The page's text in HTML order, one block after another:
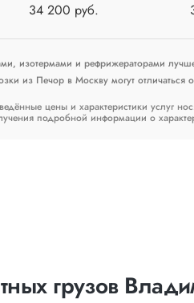
34 200 руб.
изотермами и рефрижераторами
из Печор в Москву могут отличаться
цены и характеристики услуг
подробной информации о
грузов